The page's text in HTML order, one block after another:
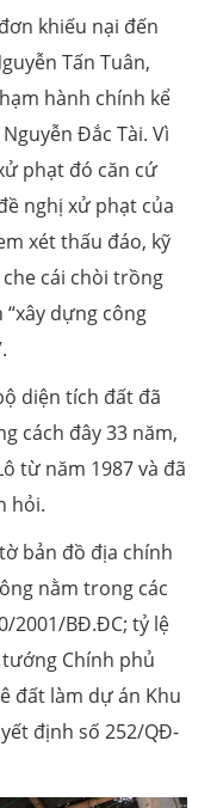
khiếu nại đến
Tấn Tuân,
hành chính kể
Đắc Tài. Vì
phạt đó căn cứ
nghị xử phạt của
xét thấu đáo, kỹ
cái chòi trồng
dựng công
diện tích đất đã
cách đây 33 năm,
từ năm 1987 và đã
hỏi.
bản đồ địa chính
nằm trong các
2001/BĐ.ĐC; tỷ lệ
Chính phủ
đất làm dự án Khu
định số 252/QĐ-